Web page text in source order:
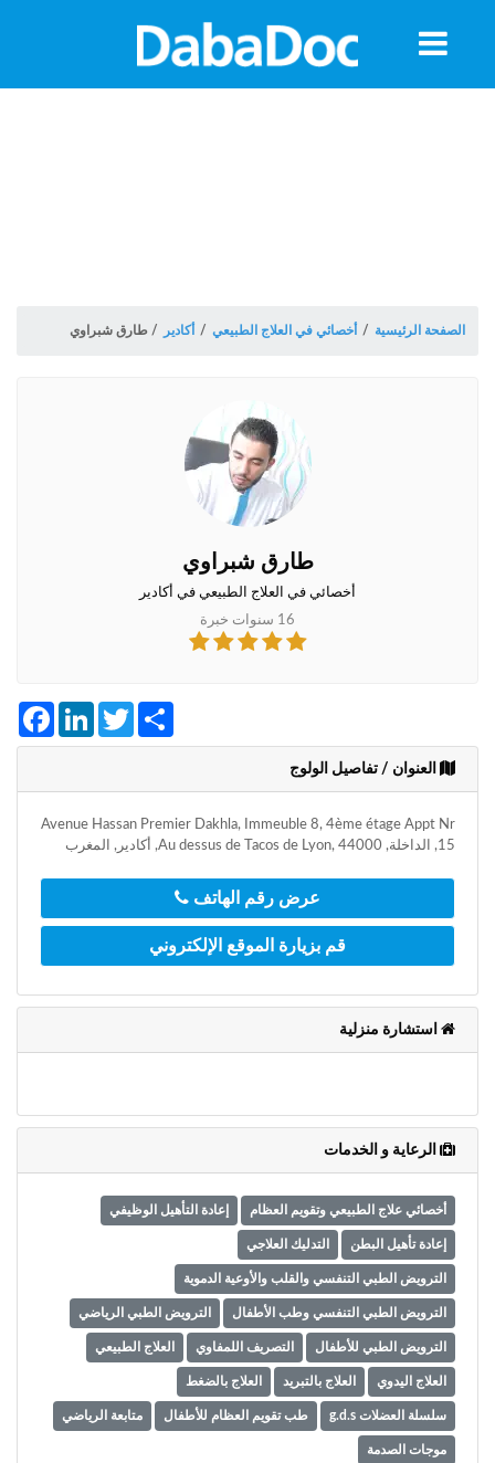
الصفحة الرئيسية / أخصائي في العلاج الطبيعي / أكادير / طارق شبراوي
طارق شبراوي
أخصائي في العلاج الطبيعي في أكادير
16 سنوات خبرة
LinkedIn Twitter Share
العنوان / تفاصيل الولوج
Avenue Hassan Premier Dakhla, Immeuble 8, 4ème étage Appt Nr
15, الداخلة, Au dessus de Tacos de Lyon, 44000, أكادير, المغرب
عرض رقم الهاتف
قم بزيارة الموقع الإلكتروني
استشارة منزلية
الرعاية و الخدمات
أخصائي علاج الطبيعي وتقويم العظام إعادة التأهيل الوظيفي
إعادة تأهيل البطن التدليك العلاجي
الترويض الطبي التنفسي والقلب والأوعية الدموية
الترويض الطبي التنفسي وطب الأطفال الترويض الطبي الرياضي
الترويض الطبي للأطفال التصريف اللمفاوي العلاج الطبيعي
العلاج اليدوي العلاج بالتبريد العلاج بالضغط
سلسلة العضلات g.d.s طب تقويم العظام للأطفال متابعة الرياضي
موجات الصدمة
معلومات
"تأكيد
المواعيد"
فأنت
تقر
بأنك
قرأت
وافقت
شروط
وأحكام
،
الفقرة
الخاصة
بحماية
الشخصية.